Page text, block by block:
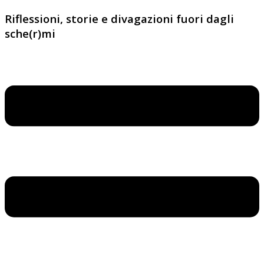
Riflessioni, storie e divagazioni fuori dagli
sche(r)mi